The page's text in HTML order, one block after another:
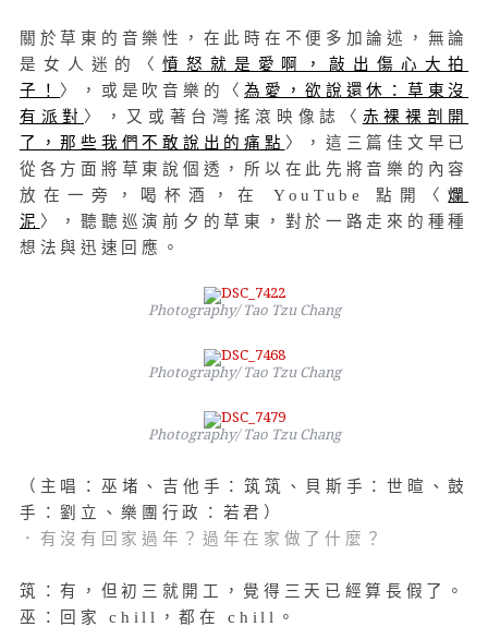
關於草東的音樂性，在此時在不便多加論述，無論
是女人迷的〈憤怒就是愛啊，敲出傷心大拍
子！ 〉，或是吹音樂的〈為愛，欲說還休：草東沒
有派對 〉，又或著台灣搖滾映像誌〈 赤裸裸剖開
了，那些我們不敢說出的痛點 〉，這三篇佳文早已
從各方面將草東說個透，所以在此先將音樂的內容
放在一旁，喝杯酒，在 YouTube 點開〈爛
泥 〉，聽聽巡演前夕的草東，對於一路走來的種種
想法與迅速回應。
Photography/ Tao Tzu Chang
Photography/ Tao Tzu Chang
Photography/ Tao Tzu Chang
（主唱：巫堵、吉他手：筑筑、貝斯手：世暄、鼓
手：劉立、樂團行政：若君）
．有沒有回家過年？過年在家做了什麼？
筑：有，但初三就開工，覺得三天已經算長假了。
巫：回家 chill，都在 chill。